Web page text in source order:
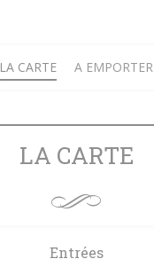
LA CARTE A EMPORTER
LA CARTE
Entrées